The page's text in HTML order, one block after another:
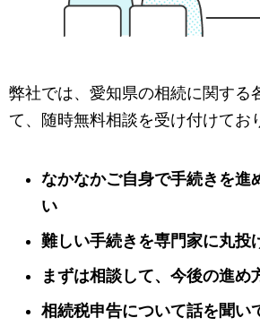
弊社では、愛知県の相続に関する
て、随時無料相談を受け付けてお
なかなかご自身で手続きを進
い
難しい手続きを専門家に丸投
まずは相談して、今後の進め
相続税申告について話を聞い